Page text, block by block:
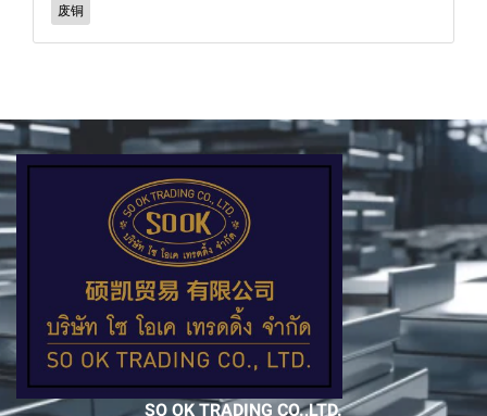
废铜
SO OK TRADING CO.,LTD.